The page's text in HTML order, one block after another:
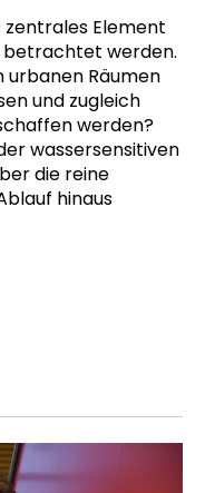
zentrales Element
werden.
urbanen Räumen
und zugleich
werden?
wassersensitiven
die reine
hinaus